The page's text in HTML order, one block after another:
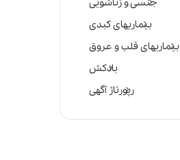
جنسی و زناشویی
بیماریهای کبدی
بیماریهای قلب و عروق
بادکش
رپورتاژ آگهی